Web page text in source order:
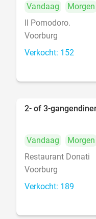
Vandaag Morgen
Il Pomodoro.
Voorburg
Verkocht: 152
2- of 3-
Vandaag Morgen
Restaurant Donati
Voorburg
Verkocht: 189